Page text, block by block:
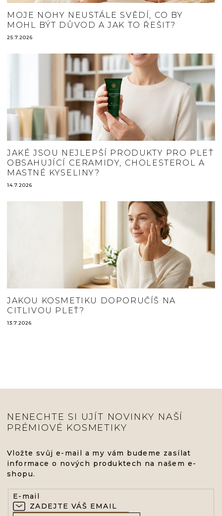
MOJE NOHY NEUSTÁLE SVĚDÍ, CO BY
MOHL BÝT DŮVOD A JAK TO ŘEŠIT?
25.7.2026
JAKÉ JSOU NEJLEPŠÍ PRODUKTY PRO PLEŤ
OBSAHUJÍCÍ CERAMIDY, CHOLESTEROL A
MASTNÉ KYSELINY?
14.7.2026
JAKOU KOSMETIKU DOPORUČÍŠ NA
CITLIVOU PLEŤ?
13.7.2026
NENECHTE SI UJÍT NOVINKY NAŠÍ
PRÉMIOVÉ KOSMETIKY
Vložte svůj e-mail a my vám budeme zasílat
informace o nových produktech na našem e-
shopu.
E-mail